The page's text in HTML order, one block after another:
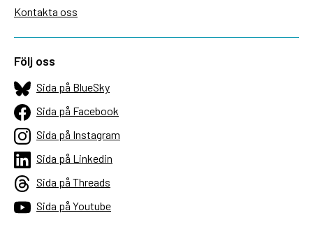
Kontakta oss
Följ oss
Sida på BlueSky
Sida på Facebook
Sida på Instagram
Sida på Linkedin
Sida på Threads
Sida på Youtube